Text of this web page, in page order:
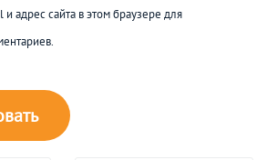
адрес сайта в этом браузере для